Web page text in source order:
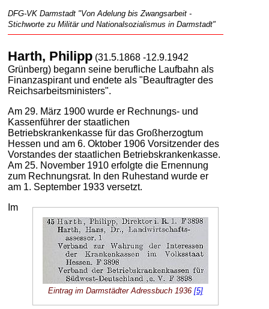
DFG-VK Darmstadt "Von Adelung bis Zwangsarbeit -
Stichworte zu Militär und Nationalsozialismus in Darmstadt"
Harth, Philipp (31.5.1868 -12.9.1942
Grünberg) begann seine berufliche Laufbahn als
Finanzaspirant und endete als "Beauftragter des
Reichsarbeitsministers".
Am 29. März 1900 wurde er Rechnungs- und
Kassenführer der staatlichen
Betriebskrankenkasse für das Großherzogtum
Hessen und am 6. Oktober 1906 Vorsitzender des
Vorstandes der staatlichen Betriebskrankenkasse.
Am 25. November 1910 erfolgte die Ernennung
zum Rechnungsrat. In den Ruhestand wurde er
am 1. September 1933 versetzt.
Eintrag im Darmstädter Adressbuch 1936 [5]
Im